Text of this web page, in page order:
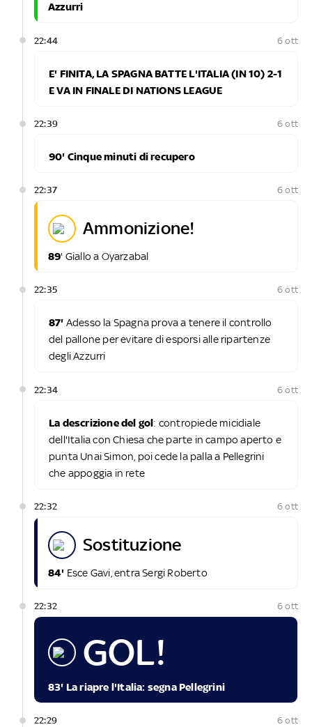
Azzurri
22:44 6 ott
E' FINITA, LA SPAGNA BATTE L'ITALIA (IN 10) 2-1
E VA IN FINALE DI NATIONS LEAGUE
22:39 6 ott
90' Cinque minuti di recupero
22:37 6 ott
ammonizione!
89' Giallo a Oyarzabal
22:35 6 ott
87' Adesso la Spagna prova a tenere il controllo
del pallone per evitare di esporsi alle ripartenze
degli Azzurri
22:34 6 ott
La descrizione del gol: contropiede micidiale
dell'Italia con Chiesa che parte in campo aperto e
punta Unai Simon, poi cede la palla a Pellegrini
che appoggia in rete
22:32 6 ott
sostituzione
84' Esce Gavi, entra Sergi Roberto
22:32 6 ott
GOL!
83' La riapre l'Italia: segna Pellegrini
22:29 6 ott